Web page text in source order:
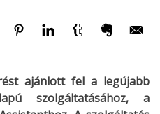
ajánlott fel a legújabb
szolgáltatásához, a